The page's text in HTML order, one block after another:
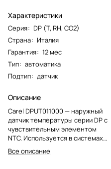
Характеристики
Серия: DP (T, RH, CO2)
Страна: Италия
Гарантия: 12 мес
Тип: автоматика
Подтип: датчик
Описание
Carel DPUT011000 — наружный
датчик температуры серии DP с
чувствительным элементом
NTC. Используется в системах
автоматики Carel для измерения
температуры без канала
Все описание